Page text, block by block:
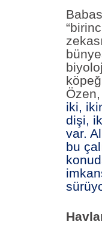
Özen,
iki,
dişi,
var.
bu